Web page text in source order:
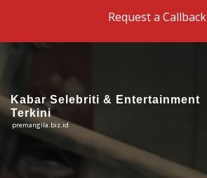
Request a Callback
Kabar Selebriti & Entertainment
Terkini
premangila.biz.id